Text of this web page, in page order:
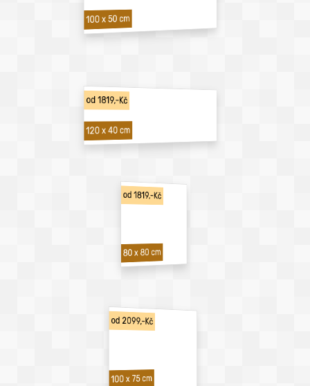
100 x 50 cm
od 1819,-Kč
120 x 40 cm
od 1819,-Kč
80 x 80 cm
od 2099,-Kč
100 x 75 cm